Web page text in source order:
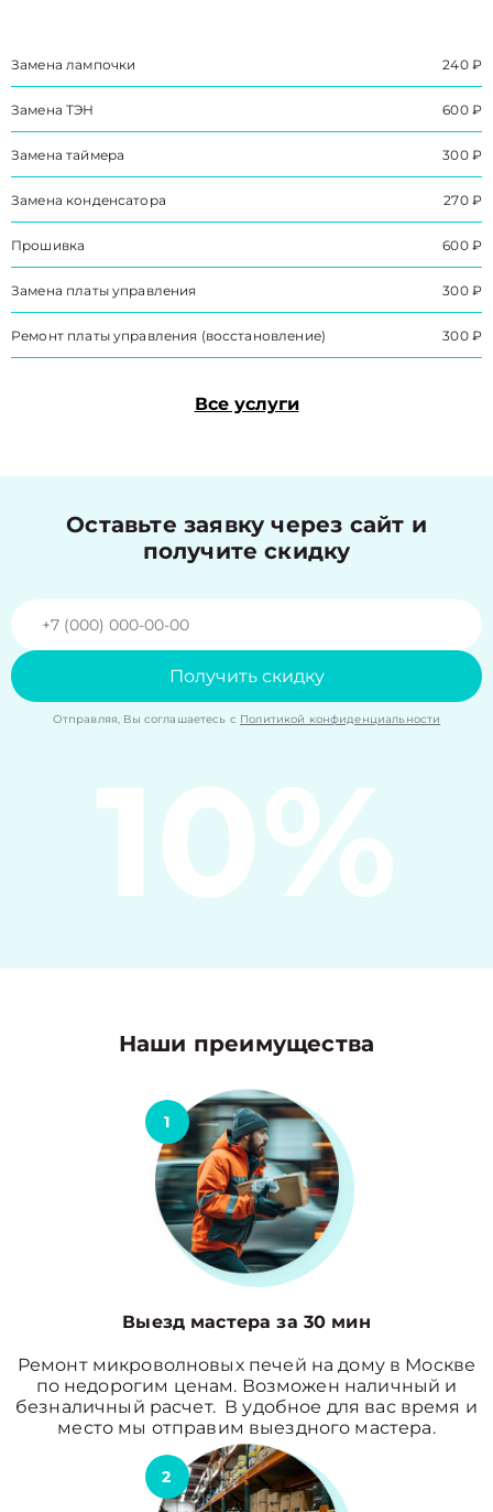
Замена лампочки 240 ₽
Замена ТЭН 600 ₽
Замена таймера 300 ₽
Замена конденсатора 270 ₽
Прошивка 600 ₽
Замена платы управления 300 ₽
Ремонт платы управления (восстановление) 300 ₽
Все услуги
Оставьте заявку через сайт и
получите скидку
Получить скидку
Отправляя, Вы соглашаетесь с Политикой конфиденциальности
10%
Наши преимущества
1
Выезд мастера за 30 мин
Ремонт микроволновых печей на дому в Москве
по недорогим ценам. Возможен наличный и
безналичный расчет. В удобное для вас время и
место мы отправим выездного мастера.
2